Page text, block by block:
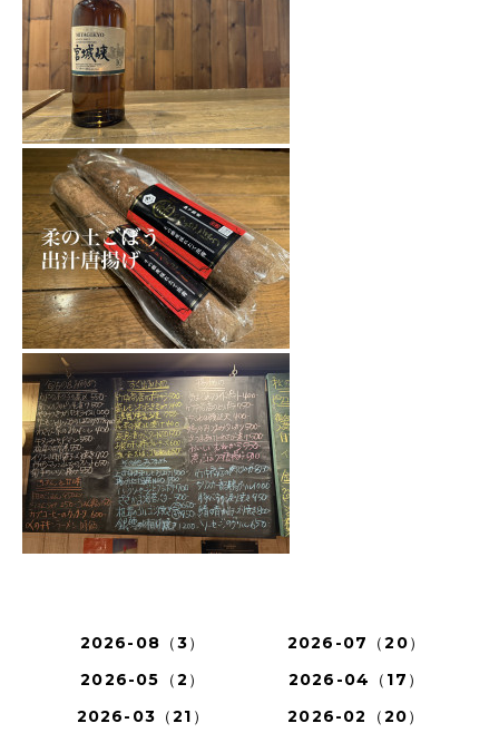
2026-08（3）
2026-07（20）
2026-05（2）
2026-04（17）
2026-03（21）
2026-02（20）